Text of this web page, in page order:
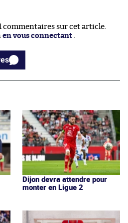
commentaires sur cet article.
en vous connectant
Dijon devra attendre pour
monter en Ligue 2